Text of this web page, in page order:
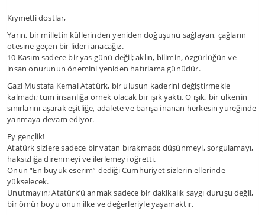
Kıymetli dostlar,
Yarın, bir milletin küllerinden yeniden doğuşunu sağlayan, çağların
ötesine geçen bir lideri anacağız.
10 Kasım sadece bir yas günü değil; aklın, bilimin, özgürlüğün ve
insan onurunun önemini yeniden hatırlama günüdür.
Gazi Mustafa Kemal Atatürk, bir ulusun kaderini değiştirmekle
kalmadı; tüm insanlığa örnek olacak bir ışık yaktı. O ışık, bir ülkenin
sınırlarını aşarak eşitliğe, adalete ve barışa inanan herkesin yüreğinde
yanmaya devam ediyor.
Ey gençlik!
Atatürk sizlere sadece bir vatan bırakmadı; düşünmeyi, sorgulamayı,
haksızlığa direnmeyi ve ilerlemeyi öğretti.
Onun “En büyük eserim” dediği Cumhuriyet sizlerin ellerinde
yükselecek.
Unutmayın; Atatürk’ü anmak sadece bir dakikalık saygı duruşu değil,
bir ömür boyu onun ilke ve değerleriyle yaşamaktır.